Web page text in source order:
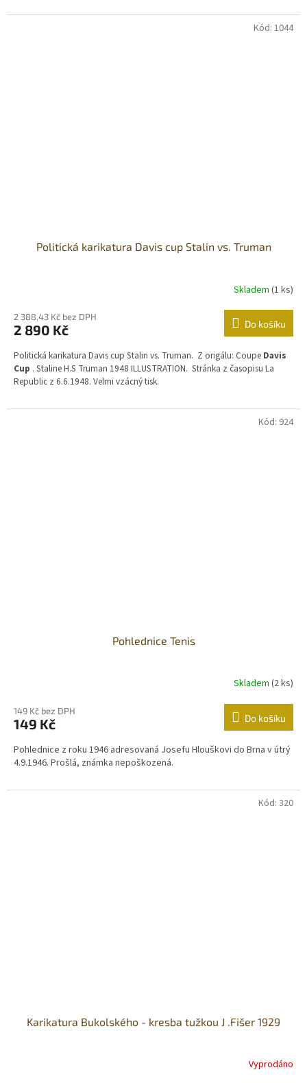
Politická karikatura Davis cup Stalin vs. Truman
Skladem (1 ks)
2 388,43 Kč bez DPH
2 890 Kč Do košíku
Politická karikatura Davis cup Stalin vs. Truman. Z origálu: Coupe Davis
Cup . Staline H.S Truman 1948 ILLUSTRATION. Stránka z časopisu La
Republic z 6.6.1948. Velmi vzácný tisk.
Kód: 1044
Pohlednice Tenis
Skladem (2 ks)
149 Kč bez DPH
149 Kč Do košíku
Pohlednice z roku 1946 adresovaná Josefu Hlouškovi do Brna v útrý
4.9.1946. Prošlá, známka nepoškozená.
Kód: 924
Karikatura Bukolského - kresba tužkou J .Fišer 1929
Vyprodáno
Kód: 320